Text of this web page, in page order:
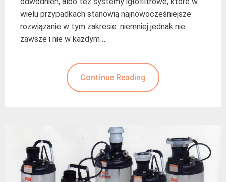
wielu przypadkach stanowią najnowocześniejsze
rozwiązanie w tym zakresie. niemniej jednak nie
zawsze i nie w każdym …
Continue Reading